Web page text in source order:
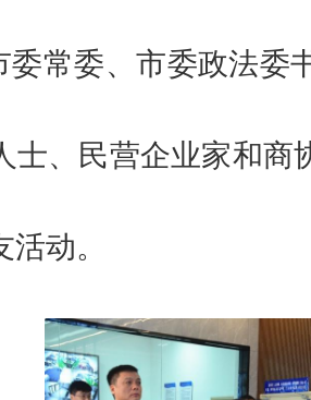
委、市委政法委
士、民营企业家和
动。